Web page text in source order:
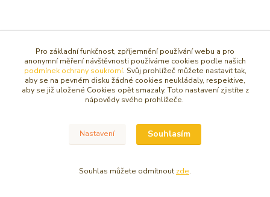
Pro základní funkčnost, zpříjemnění používání webu a pro
anonymní měření návštěvnosti používáme cookies podle našich
podmínek ochrany soukromí. Svůj prohlížeč můžete nastavit tak,
aby se na pevném disku žádné cookies neukládaly, respektive,
aby se již uložené Cookies opět smazaly. Toto nastavení zjistíte z
nápovědy svého prohlížeče.
Nastavení Souhlasím
Souhlas můžete odmítnout zde.